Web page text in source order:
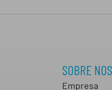
SOBRE
Empresa